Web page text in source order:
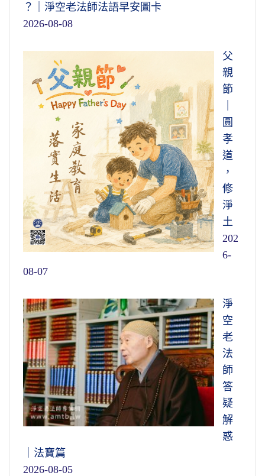
？｜淨空老法師法語早安圖卡
2026-08-08
父
親
節
圓
孝
道
，
修
淨
土
202
6-
08-07
淨
空
老
法
師
答
疑
解
惑
｜法寶篇
2026-08-05